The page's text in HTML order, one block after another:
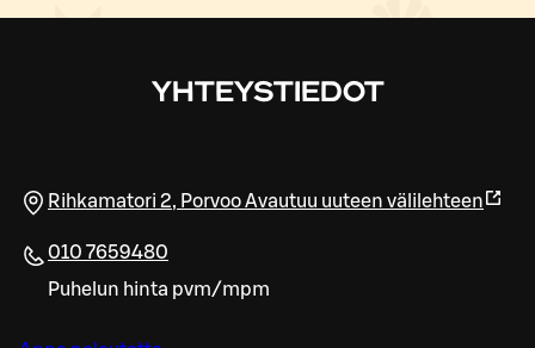
YHTEYSTIEDOT
Rihkamatori 2, PorvooAvautuu uuteen välilehteen
010 7659480
Puhelun hinta pvm/mpm